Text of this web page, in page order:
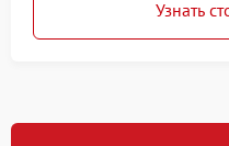
Узнать